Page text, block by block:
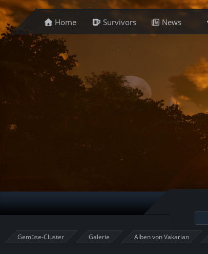
Home Survivors News
Gemüse-Cluster Galerie Alben von Vakarian